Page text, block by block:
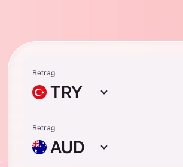
Betrag
TRY
Betrag
AUD